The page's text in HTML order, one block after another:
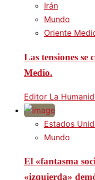
Irán
Mundo
Oriente
Las tensiones se
Medio.
Editor La
Estados
Mundo
El «fantasma
«izquierda»